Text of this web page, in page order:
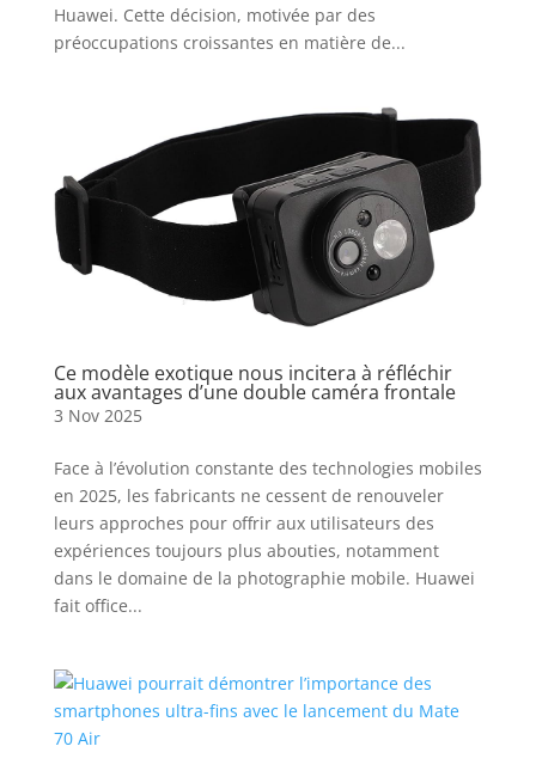
Huawei. Cette décision, motivée par des
préoccupations croissantes en matière de...
Ce modèle exotique nous incitera à réfléchir
aux avantages d’une double caméra frontale
3 Nov 2025
Face à l’évolution constante des technologies mobiles
en 2025, les fabricants ne cessent de renouveler
leurs approches pour offrir aux utilisateurs des
expériences toujours plus abouties, notamment
dans le domaine de la photographie mobile. Huawei
fait office...